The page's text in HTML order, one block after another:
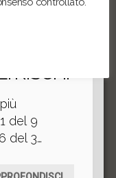
RISCHI
del 9
del 3
in tema